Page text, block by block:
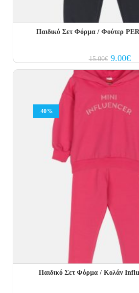
Παιδικό Σετ Φόρμα / Φούτερ
15.00€ Original
price
was:
15.00€.
9.00€
is:
-40%
Παιδικό Σετ Φόρμα / Κολάν